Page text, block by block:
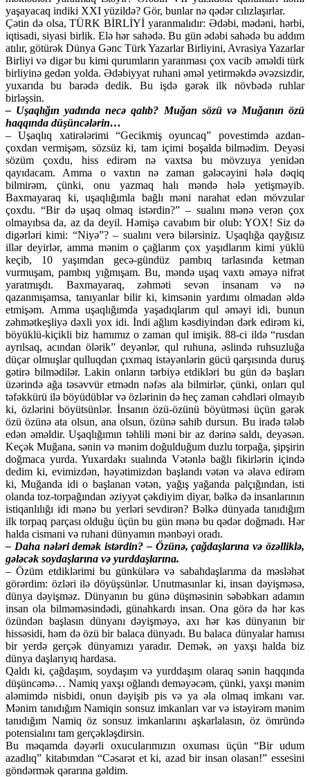
yaşayacaq indiki XXI yüzildə? Gör, bunlar nə qədər cılızlaşırlar.
Çətin də olsa, TÜRK BİRLİYİ yaranmalıdır: Ədəbi, mədəni, hərbi,
iqtisadi, siyasi birlik. Elə hər sahədə. Bu gün ədəbi sahədə bu addım
atılır, götürək Dünya Gənc Türk Yazarlar Birliyini, Avrasiya Yazarlar
Birliyi və digər bu kimi qurumların yaranması çox vacib əməldi türk
birliyinə gedən yolda. Ədəbiyyat ruhani əməl yetirməkdə əvəzsizdir,
yuxarıda bu barədə dedik. Bu işdə gərək ilk növbədə ruhlar
birləşsin.
– Uşaqlığın yadında necə qalıb? Muğan sözü və Muğanın özü
haqqında düşüncələrin…
– Uşaqlıq xatirələrimi “Gecikmiş oyuncaq” povestimdə azdan-
çoxdan vermişəm, sözsüz ki, tam içimi boşalda bilmədim. Deyəsi
sözüm çoxdu, hiss edirəm nə vaxtsa bu mövzuya yenidən
qayıdacam. Amma o vaxtın nə zaman gələcəyini hələ dəqiq
bilmirəm, çünki, onu yazmaq halı məndə hələ yetişməyib.
Baxmayaraq ki, uşaqlığımla bağlı məni narahat edən mövzular
çoxdu. “Bir də uşaq olmaq istərdin?” – sualını mənə verən çox
olmayıbsa da, az da deyil. Həmişə cavabım bir olub: YOX! Siz də
digərləri kimi: “Niyə”? – sualını verə bilərsiniz. Uşaqlığa qayğısız
illər deyirlər, amma mənim o çağlarım çox yaşıdlarım kimi yüklü
keçib, 10 yaşımdan gecə-gündüz pambıq tarlasında ketman
vurmuşam, pambıq yığmışam. Bu, məndə uşaq vaxtı əməyə nifrət
yaratmışdı. Baxmayaraq, zəhməti sevən insanam və nə
qazanmışamsa, tanıyanlar bilir ki, kimsənin yardımı olmadan əldə
etmişəm. Amma uşaqlığımda yaşadıqlarım qul əməyi idi, bunun
zəhmətkeşliyə dəxli yox idi. İndi ağlım kəsdiyindən dərk edirəm ki,
böyüklü-kiçikli biz hamımız o zaman qul imişik. 88-ci ildə “rusdan
ayrılsaq, acından ölərik” deyənlər, qul ruhuna, əslində ruhsuzluğa
düçar olmuşlar qulluqdan çıxmaq istəyənlərin gücü qarşısında duruş
gətirə bilmədilər. Lakin onların tərbiyə etdikləri bu gün də başları
üzərində ağa təsəvvür etmədn nəfəs ala bilmirlər, çünki, onları qul
təfəkkürü ilə böyüdüblər və özlərinin də heç zaman cəhdləri olmayıb
ki, özlərini böyütsünlər. İnsanın özü-özünü böyütməsi üçün gərək
özü özünə ata olsun, ana olsun, özünə sahib dursun. Bu iradə tələb
edən əməldir. Uşaqlığımın təhlili məni bir az dərinə saldı, deyəsən.
Keçək Muğana, sənin və mənim doğulduğum duzlu torpağa, şipşirin
doğmaca yurda. Yuxardakı sualında Vətənlə bağlı fikirlərin içində
dedim ki, evimizdən, həyətimizdən başlandı vətən və əlavə edirəm
ki, Muğanda idi o başlanan vətən, yağış yağanda palçığından, isti
olanda toz-torpağından əziyyət çəkdiyim diyar, bəlkə də insanlarının
istiqanlılığı idi mənə bu yerləri sevdirən? Bəlkə dünyada tanıdığım
ilk torpaq parçası olduğu üçün bu gün mənə bu qədər doğmadı. Hər
halda cismani və ruhani dünyamın mənbəyi oradı.
– Daha nələri demək istərdin? – Özünə, çağdaşlarına və özəlliklə,
gələcək soydaşlarına və yurddaşlarına.
– Özüm etdiklərimi bu günkülərə və sabahdaşlarıma da məsləhət
görərdim: özləri ilə döyüşsünlər. Unutmasınlar ki, insan dəyişməsə,
dünya dəyişməz. Dünyanın bu günə düşməsinin səbəbkarı adamın
insan ola bilməməsindədi, günahkardı insan. Ona görə də hər kəs
özündən başlasın dünyanı dəyişməyə, axı hər kəs dünyanın bir
hissəsidi, həm də özü bir balaca dünyadı. Bu balaca dünyalar hamısı
bir yerdə gerçək dünyamızı yaradır. Demək, ən yaxşı halda biz
dünya daşlarıyıq hardasa.
Qaldı ki, çağdaşım, soydaşım və yurddaşım olaraq sənin haqqında
düşüncəmə… Namiq yaxşı oğlandı deməyəcəm, çünki, yaxşı mənim
aləmimdə nisbidi, onun dəyişib pis və ya əla olmaq imkanı var.
Mənim tanıdığım Namiqin sonsuz imkanları var və istəyirəm mənim
tanıdığım Namiq öz sonsuz imkanlarını aşkarlalasın, öz ömründə
potensialını tam gerçəkləşdirsin.
Bu məqamda dəyərli oxucularımızın oxuması üçün “Bir udum
azadlıq” kitabımdan “Cəsarət et ki, azad bir insan olasan!” essesini
göndərmək qərarına gəldim.